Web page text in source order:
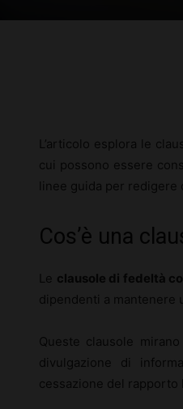
L’articolo esplora le
cui possono essere
linee guida per redigere
Cos’è una
Le clausole di fedeltà
dipendenti a mantenere
Queste clausole
divulgazione di
cessazione del rapporto